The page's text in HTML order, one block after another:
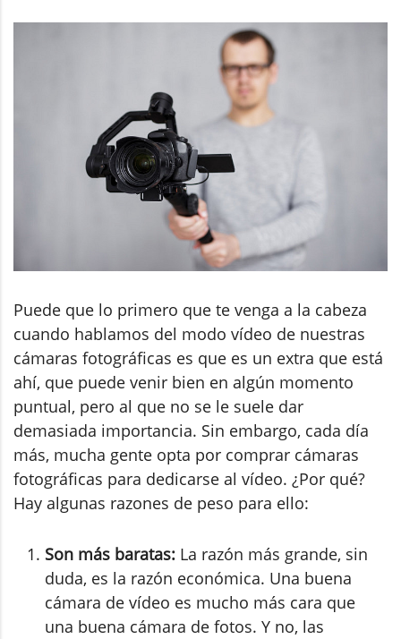
Puede que lo primero que te venga a la cabeza
cuando hablamos del modo vídeo de nuestras
cámaras fotográficas es que es un extra que está
ahí, que puede venir bien en algún momento
puntual, pero al que no se le suele dar
demasiada importancia. Sin embargo, cada día
más, mucha gente opta por comprar cámaras
fotográficas para dedicarse al vídeo. ¿Por qué?
Hay algunas razones de peso para ello:
Son más baratas: La razón más grande, sin
duda, es la razón económica. Una buena
cámara de vídeo es mucho más cara que
una buena cámara de fotos. Y no, las